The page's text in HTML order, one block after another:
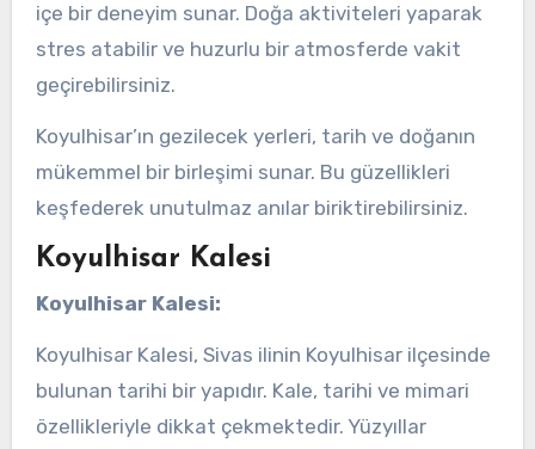
içe bir deneyim sunar. Doğa aktiviteleri yaparak
stres atabilir ve huzurlu bir atmosferde vakit
geçirebilirsiniz.
Koyulhisar’ın gezilecek yerleri, tarih ve doğanın
mükemmel bir birleşimi sunar. Bu güzellikleri
keşfederek unutulmaz anılar biriktirebilirsiniz.
Koyulhisar Kalesi
Koyulhisar Kalesi:
Koyulhisar Kalesi, Sivas ilinin Koyulhisar ilçesinde
bulunan tarihi bir yapıdır. Kale, tarihi ve mimari
özellikleriyle dikkat çekmektedir. Yüzyıllar